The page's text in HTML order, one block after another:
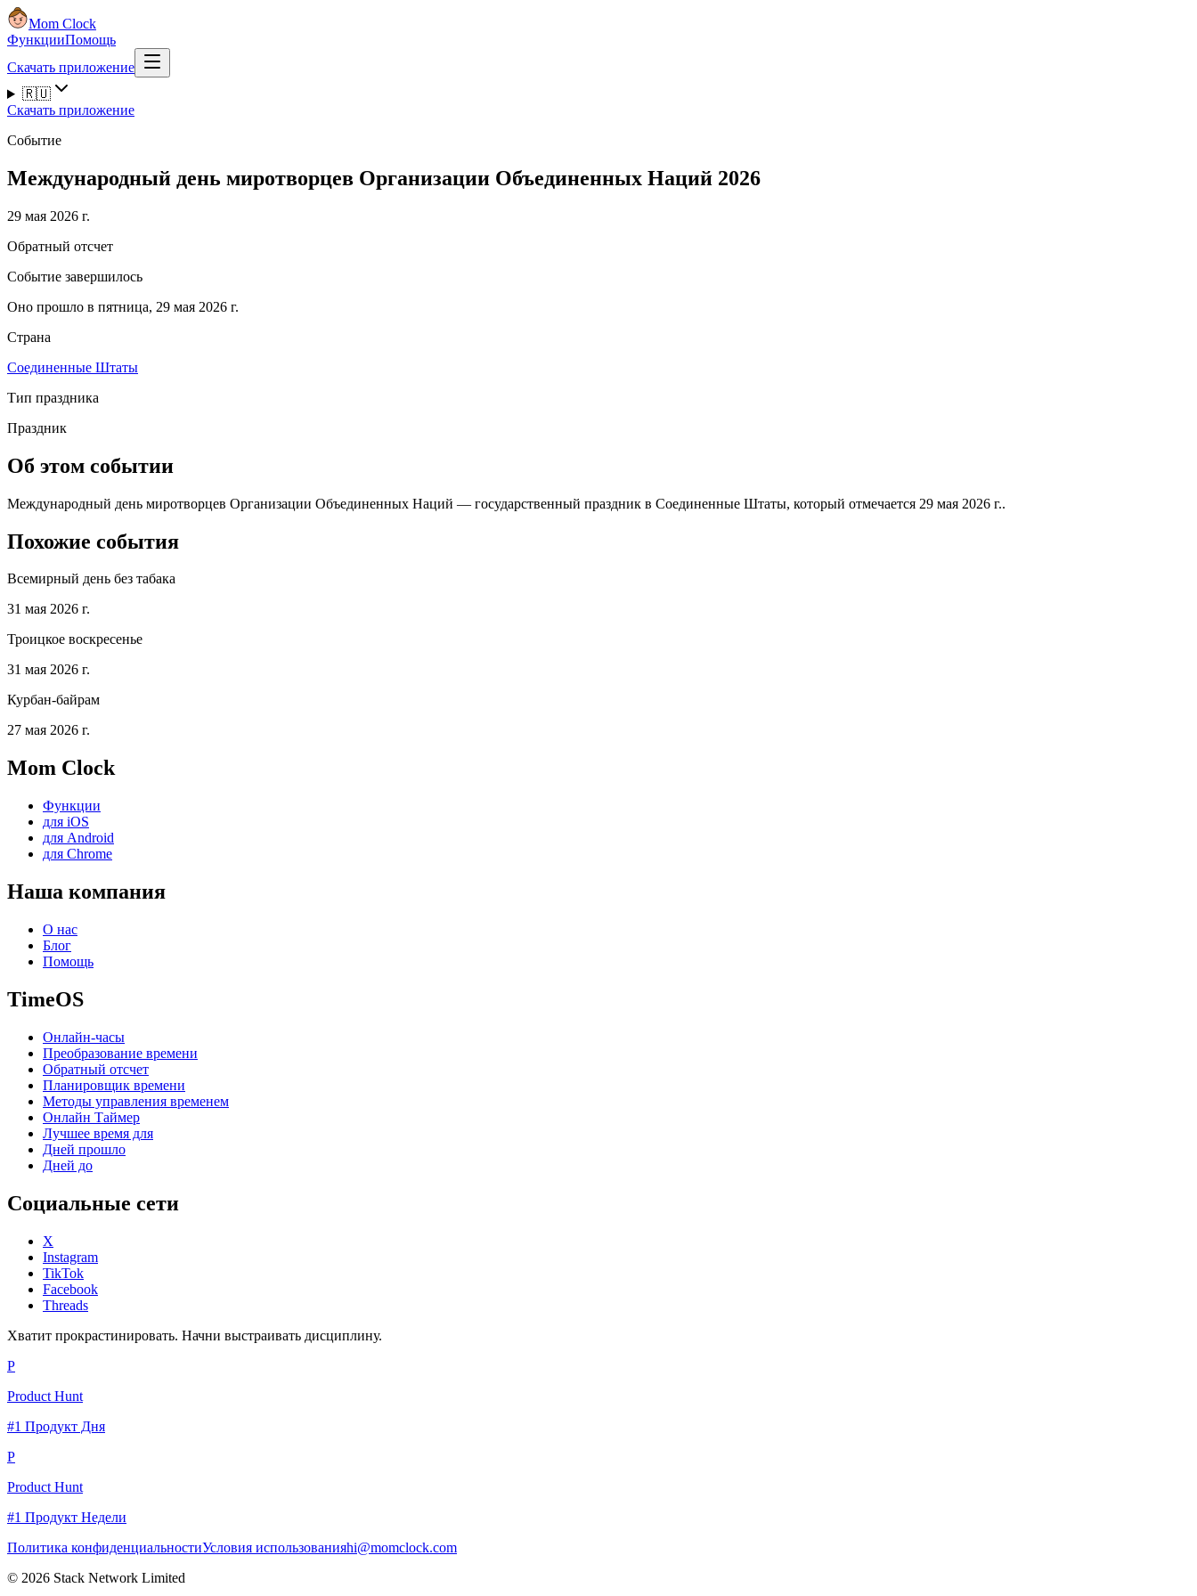
Mom Clock
ФункцииПомощь
Скачать приложение
🇷🇺
Скачать приложение
Событие
Международный день миротворцев Организации Объединенных Наций 2026
29 мая 2026 г.
Обратный отсчет
Событие завершилось
Оно прошло в пятница, 29 мая 2026 г.
Страна
Соединенные Штаты
Тип праздника
Праздник
Об этом событии
Международный день миротворцев Организации Объединенных Наций — государственный праздник в Соединенные Штаты, который отмечается 29 мая 2026 г..
Похожие события
Всемирный день без табака
31 мая 2026 г.
Троицкое воскресенье
31 мая 2026 г.
Курбан-байрам
27 мая 2026 г.
Mom Clock
Функции
для iOS
для Android
для Chrome
Наша компания
О нас
Блог
Помощь
TimeOS
Онлайн-часы
Преобразование времени
Обратный отсчет
Планировщик времени
Методы управления временем
Онлайн Таймер
Лучшее время для
Дней прошло
Дней до
Социальные сети
X
Instagram
TikTok
Facebook
Threads
Хватит прокрастинировать. Начни выстраивать дисциплину.
P
Product Hunt
#1 Продукт Дня
P
Product Hunt
#1 Продукт Недели
Политика конфиденциальностиУсловия использованияhi@momclock.com
© 2026 Stack Network Limited